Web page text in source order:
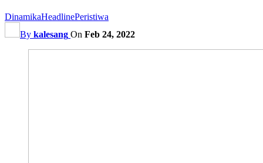
DinamikaHeadlinePeristiwa
By kalesang On Feb 24, 2022